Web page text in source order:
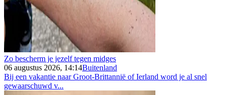
Zo bescherm je jezelf tegen midges
06 augustus 2026, 14:14Buitenland
Bij een vakantie naar Groot-Brittannië of Ierland word je al snel
gewaarschuwd v...